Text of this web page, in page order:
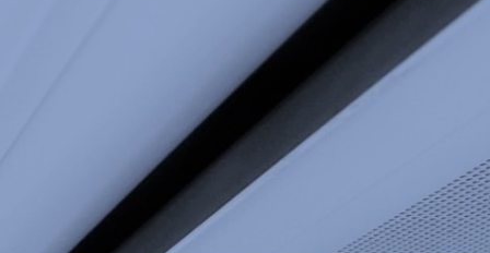
ACTUALITÉS
A PROPOS
CONTACT